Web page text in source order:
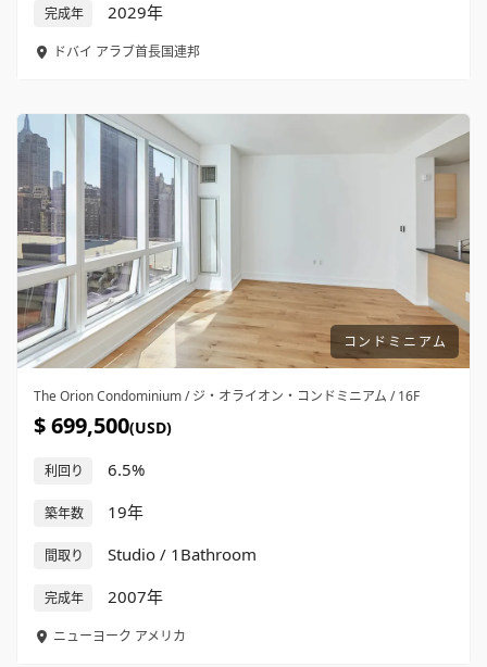
完成年 2029年
ドバイ アラブ首長国連邦
コンドミニアム
The Orion Condominium / ジ・オライオン・コンドミニアム / 16F
$ 699,500(USD)
利回り 6.5%
築年数 19年
間取り Studio / 1Bathroom
完成年 2007年
ニューヨーク アメリカ